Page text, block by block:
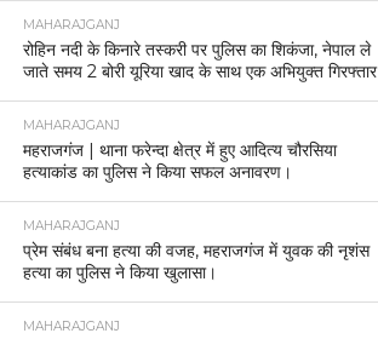
MAHARAJGANJ
रोहिन नदी के किनारे तस्करी पर पुलिस का शिकंजा, नेपाल ले
जाते समय 2 बोरी यूरिया खाद के साथ एक अभियुक्त गिरफ्तार
MAHARAJGANJ
महराजगंज | थाना फरेन्दा क्षेत्र में हुए आदित्य चौरसिया
हत्याकांड का पुलिस ने किया सफल अनावरण।
MAHARAJGANJ
प्रेम संबंध बना हत्या की वजह, महराजगंज में युवक की नृशंस
हत्या का पुलिस ने किया खुलासा।
MAHARAJGANJ